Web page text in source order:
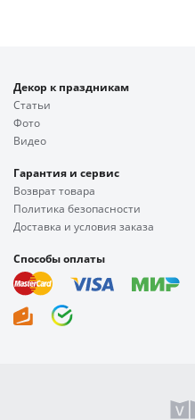
Декор к праздникам
Статьи
Фото
Видео
Гарантия и сервис
Возврат товара
Политика безопасности
Доставка и условия заказа
Способы оплаты